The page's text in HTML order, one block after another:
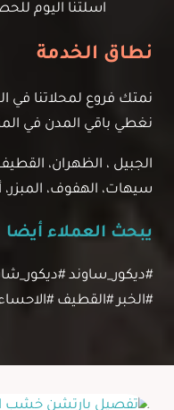
اسلتنا اليوم
نطاق الخدمة
نمتك فروع لمحلاتنا في
نغطي باقي المدن في
الجبيل ، الظهران،
سيهات، الهفوف،
يبحث العملاء أيضا
#ديكور_ساوند
#الخبر #القطيف